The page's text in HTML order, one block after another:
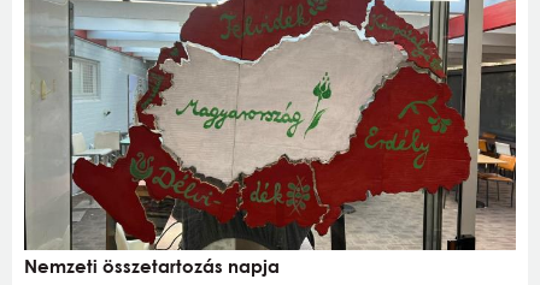
Nemzeti összetartozás napja